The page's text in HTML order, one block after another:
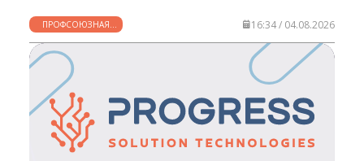
ПРОФСОЮЗНАЯ
ЖИЗНЬ
16:34 / 04.08.2026